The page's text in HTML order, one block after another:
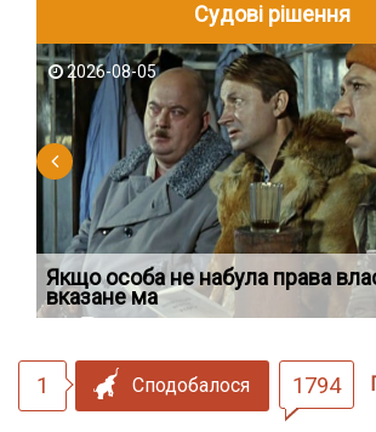
Судові рішення
2026-08-05
Якщо особа не набула права
вказане ма
1 Сподобалося 1794